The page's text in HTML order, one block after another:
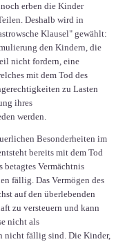
erben die Kinder
Deshalb wird in
Klausel" gewählt:
den Kindern, die
nicht fordern, eine
mit dem Tod des
zu Lasten
ihres
werden.
Besonderheiten im
bereits mit dem Tod
betagtes Vermächtnis
fällig. Das Vermögen des
auf den überlebenden
zu versteuern und kann
nicht als
nicht fällig sind. Die Kinder,